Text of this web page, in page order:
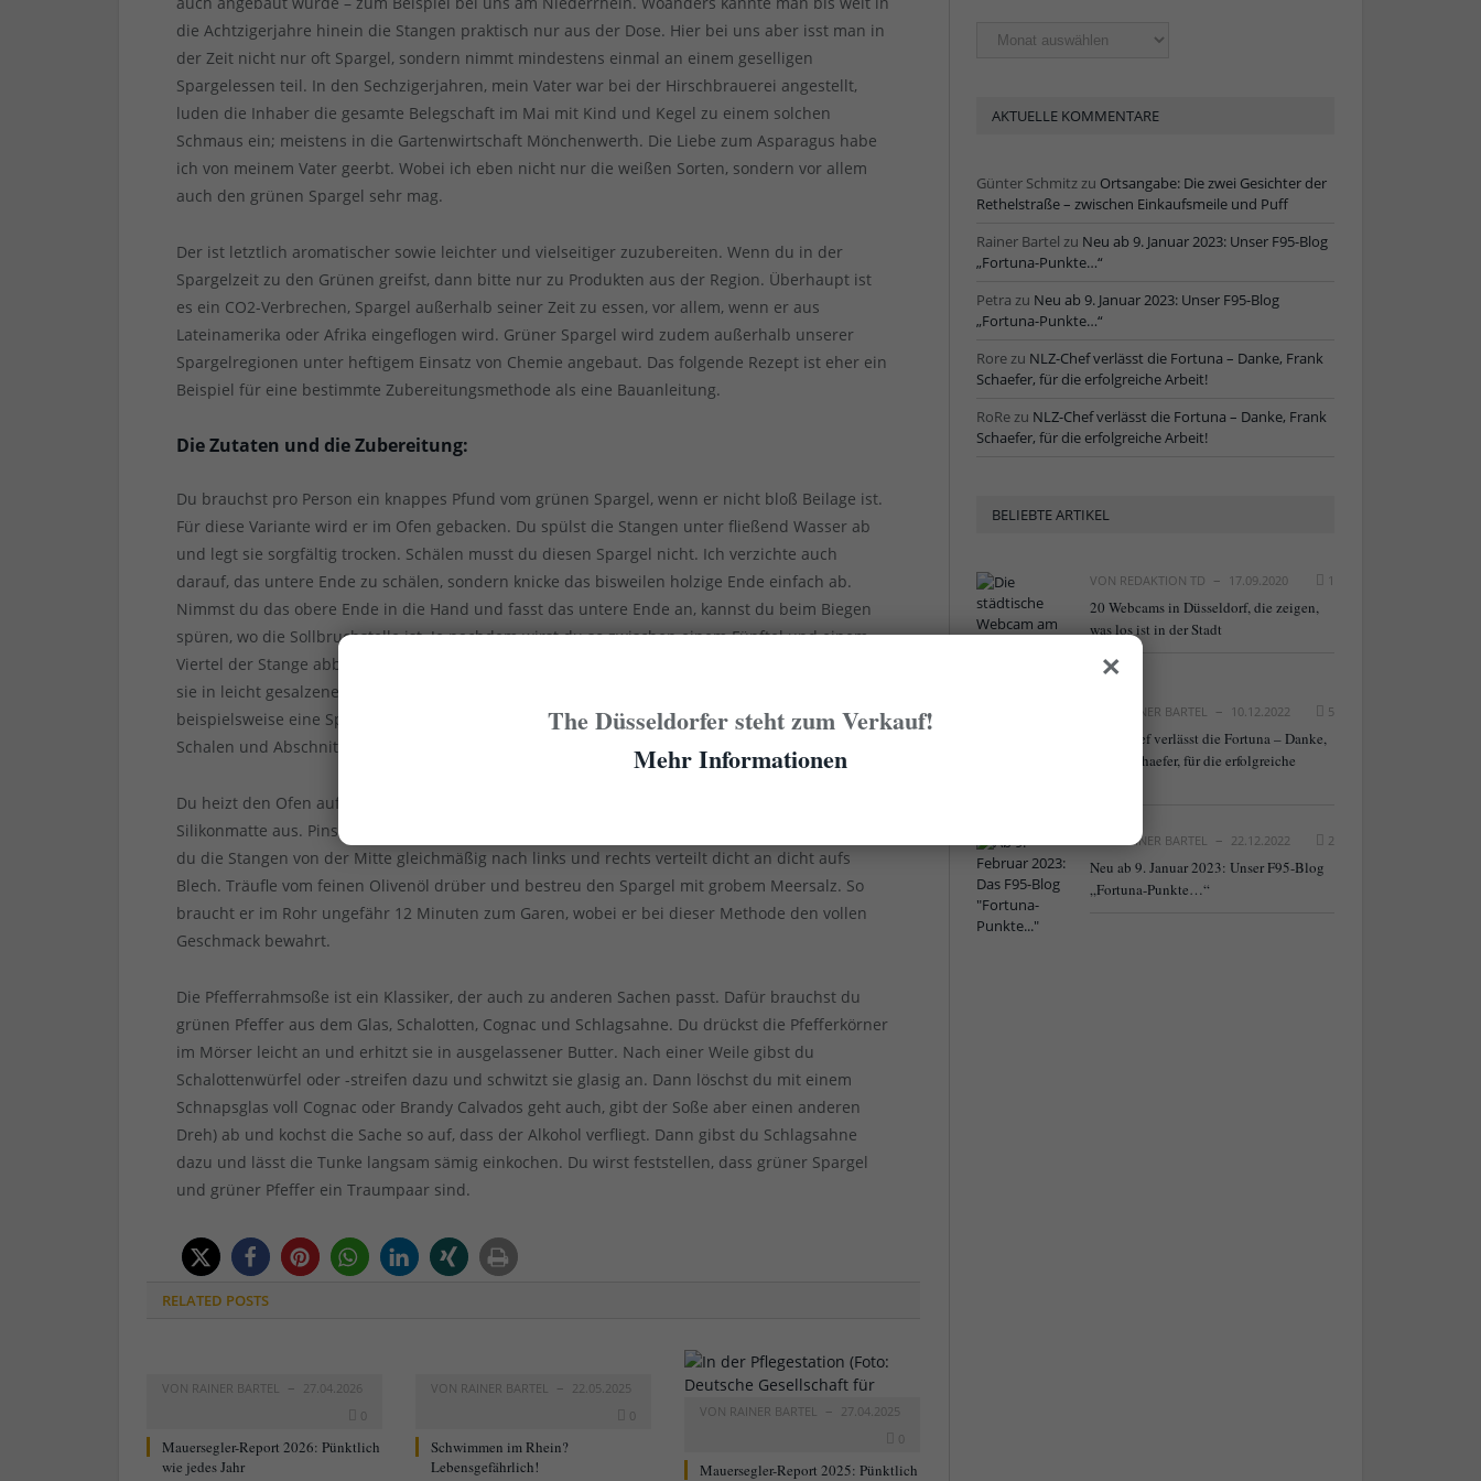
die Achtzigerjahre hinein die Stangen praktisch nur aus der Dose. Hier bei uns aber isst man in
der Zeit nicht nur oft Spargel, sondern nimmt mindestens einmal an einem geselligen
Spargelessen teil. In den Sechzigerjahren, mein Vater war bei der Hirschbrauerei angestellt,
luden die Inhaber die gesamte Belegschaft im Mai mit Kind und Kegel zu einem solchen
Schmaus ein; meistens in die Gartenwirtschaft Mönchenwerth. Die Liebe zum Asparagus habe
ich von meinem Vater geerbt. Wobei ich eben nicht nur die weißen Sorten, sondern vor allem
auch den grünen Spargel sehr mag.
Der ist letztlich aromatischer sowie leichter und vielseitiger zuzubereiten. Wenn du in der
Spargelzeit zu den Grünen greifst, dann bitte nur zu Produkten aus der Region. Überhaupt ist
es ein CO2-Verbrechen, Spargel außerhalb seiner Zeit zu essen, vor allem, wenn er aus
Lateinamerika oder Afrika eingeflogen wird. Grüner Spargel wird zudem außerhalb unserer
Spargelregionen unter heftigem Einsatz von Chemie angebaut. Das folgende Rezept ist eher ein
Beispiel für eine bestimmte Zubereitungsmethode als eine Bauanleitung.
Die Zutaten und die Zubereitung:
Du brauchst pro Person ein knappes Pfund vom grünen Spargel, wenn er nicht bloß Beilage ist.
Für diese Variante wird er im Ofen gebacken. Du spülst die Stangen unter fließend Wasser ab
und legt sie sorgfältig trocken. Schälen musst du diesen Spargel nicht. Ich verzichte auch
darauf, das untere Ende zu schälen, sondern knicke das bisweilen holzige Ende einfach ab.
Nimmst du das obere Ende in die Hand und fasst das untere Ende an, kannst du beim Biegen
spüren, wo die Sollbruchstelle ist. Je nachdem wirst du so zwischen einem Fünftel und einem
Viertel der Stange abbrechen. Tipp: Die Abschnitte musst du nicht wegwerfen, sondern kannst
sie in leicht gesalzenem Wasser auskochen und so einen Spargelfond herstellen, mit dem du
beispielsweise eine Spargelcremesuppe aufbrezeln kannst. Das gilt übrigens auch für die
Schalen und Abschnitte von weißem Spargel.
Du heizt den Ofen auf 200° Umluft vor und legst ein Backblech mit Papier oder einer
Silikonmatte aus. Pinsel den Untergrund mit ein wenig Olivenöl flächendeckend ein. Dann legst
du die Stangen von der Mitte gleichmäßig nach links und rechts verteilt dicht an dicht aufs
Blech. Träufle vom feinen Olivenöl drüber und bestreu den Spargel mit grobem Meersalz. So
braucht er im Rohr ungefähr 12 Minuten zum Garen, wobei er bei dieser Methode den vollen
Geschmack bewahrt.
Die Pfefferrahmsoße ist ein Klassiker, der auch zu anderen Sachen passt. Dafür brauchst du
grünen Pfeffer aus dem Glas, Schalotten, Cognac und Schlagsahne. Du drückst die Pfefferkörner
im Mörser leicht an und erhitzt sie in ausgelassener Butter. Nach einer Weile gibst du
Schalottenwürfel oder -streifen dazu und schwitzt sie glasig an. Dann löschst du mit einem
Schnapsglas voll Cognac oder Brandy Calvados geht auch, gibt der Soße aber einen anderen
Dreh) ab und kochst die Sache so auf, dass der Alkohol verfliegt. Dann gibst du Schlagsahne
dazu und lässt die Tunke langsam sämig einkochen. Du wirst feststellen, dass grüner Spargel
und grüner Pfeffer ein Traumpaar sind.
RELATED POSTS
VON RAINER BARTEL
27.04.2026
0
Mauersegler-Report 2026: Pünktlich
wie jedes Jahr
VON RAINER BARTEL
22.05.2025
0
Schwimmen im Rhein?
Lebensgefährlich!
VON RAINER BARTEL
27.04.2025
0
Mauersegler-Report 2025: Pünktlich
Ältere
AKTUELLE KOMMENTARE
Günter Schmitzzu Ortsangabe: Die zwei Gesichter der
Rethelstraße – zwischen Einkaufsmeile und Puff
Rainer Bartel zu Neu ab 9. Januar 2023: Unser F95-Blog
„Fortuna-Punkte…“
Petra zu Neu ab 9. Januar 2023: Unser F95-Blog
„Fortuna-Punkte…“
Rorezu NLZ-Chef verlässt die Fortuna – Danke, Frank
Schaefer, für die erfolgreiche Arbeit!
RoRezu NLZ-Chef verlässt die Fortuna – Danke, Frank
Schaefer, für die erfolgreiche Arbeit!
BELIEBTE ARTIKEL
VON REDAKTION TD 17.09.2020 1
20 Webcams in Düsseldorf, die zeigen,
was los ist in der Stadt
RAINER BARTEL 10.12.2022 5
NLZ-Chef verlässt die Fortuna – Danke,
Frank Schaefer, für die erfolgreiche
RAINER BARTEL 22.12.2022 2
Neu ab 9. Januar 2023: Unser F95-Blog
„Fortuna-Punkte…“
×
The Düsseldorfer steht zum Verkauf!
Mehr Informationen